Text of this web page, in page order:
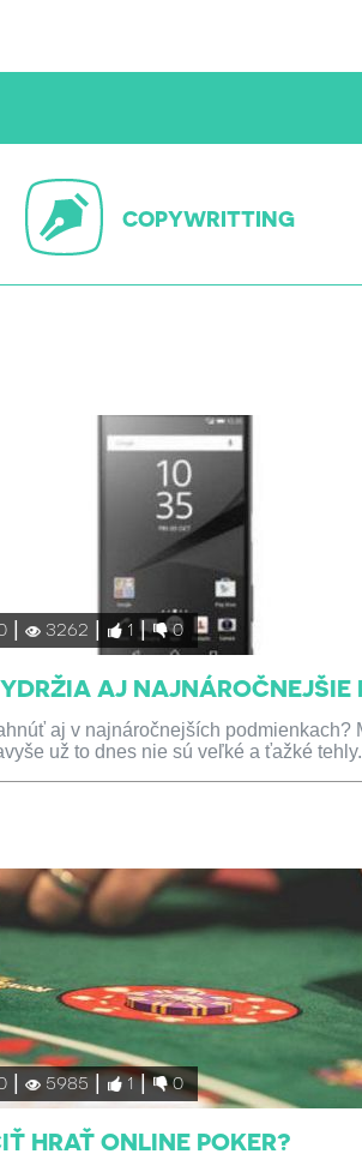
COPYWRITTING
3262 1 0
AJ NAJNÁROČNEJŠIE
aj v najnáročnejších podmienkach?
už to dnes nie sú veľké a ťažké tehly.
5985 1 0
HRAŤ ONLINE POKER?